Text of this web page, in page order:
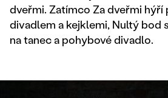
dveřmi. Zatímco Za dveřmi hýří
divadlem a kejklemi, Nultý bod
na tanec a pohybové divadlo.